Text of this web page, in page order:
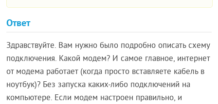
Ответ
Здравствуйте. Вам нужно было подробно описать схему
подключения. Какой модем? И самое главное, интернет
от модема работает (когда просто вставляете кабель в
ноутбук)? Без запуска каких-либо подключений на
компьютере. Если модем настроен правильно, и